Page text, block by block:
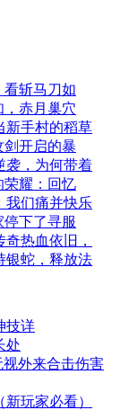
看斩马刀如
，赤月巢穴
新手村的稻草
剑开启的暴
袭，为何带着
荣耀：回忆
我们痛并快乐
停下了寻服
热血依旧，
银蛇，释放法
技详
处
外来合击伤害
玩家必看）